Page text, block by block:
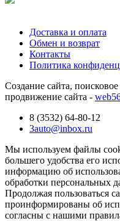
Доставка и оплата
Обмен и возврат
Контакты
Политика
Создание сайта, поисковое
продвижение сайта -
8 (3532) 64-80-12
3auto@inbox.ru
Мы используем файлы
большего удобства его
информацию об
обработки персональных
Продолжая пользоваться
проинформированы об
согласны с нашими